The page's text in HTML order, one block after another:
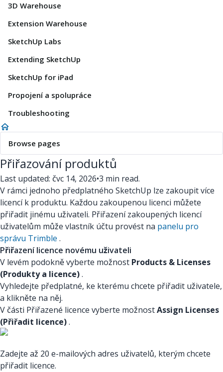
3D Warehouse
Extension Warehouse
SketchUp Labs
Extending SketchUp
SketchUp for iPad
Propojení a spolupráce
Troubleshooting
Browse pages
Přiřazování produktů
Last updated: čvc 14, 2026•3 min read.
V rámci jednoho předplatného SketchUp lze zakoupit více
licencí k produktu. Každou zakoupenou licenci můžete
přiřadit jinému uživateli. Přiřazení zakoupených licencí
uživatelům může vlastník účtu provést na panelu pro
správu Trimble .
Přiřazení licence novému uživateli
V levém podokně vyberte možnost Products & Licenses
(Produkty a licence).
Vyhledejte předplatné, ke kterému chcete přiřadit uživatele,
a klikněte na něj.
V části Přiřazené licence vyberte možnostAssign Licenses
(Přiřadit licence).
Zadejte až 20 e-mailových adres uživatelů, kterým chcete
přiřadit licence.